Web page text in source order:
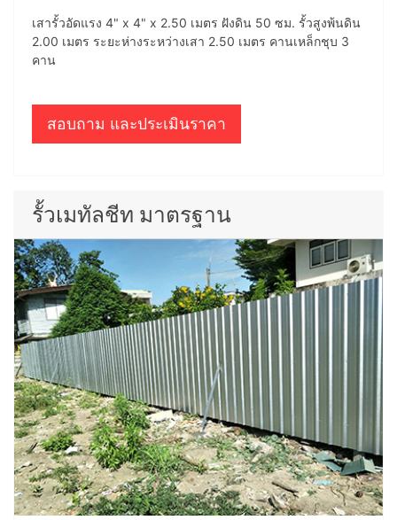
เสารั้วอัดแรง 4" x 4" x 2.50 เมตร ฝังดิน 50 ซม. รั้วสูงพ้นดิน
2.00 เมตร ระยะห่างระหว่างเสา 2.50 เมตร คานเหล็กชุบ 3
คาน
สอบถาม และประเมินราคา
รั้วเมทัลชีท มาตรฐาน